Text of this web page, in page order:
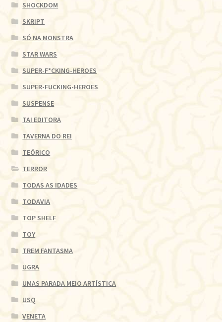
SHOCKDOM
SKRIPT
SÓ NA MONSTRA
STAR WARS
SUPER-F*CKING-HEROES
SUPER-FUCKING-HEROES
SUSPENSE
TAI EDITORA
TAVERNA DO REI
TEÓRICO
TERROR
TODAS AS IDADES
TODAVIA
TOP SHELF
TOY
TREM FANTASMA
UGRA
UMAS PARADA MEIO ARTÍSTICA
USQ
VENETA